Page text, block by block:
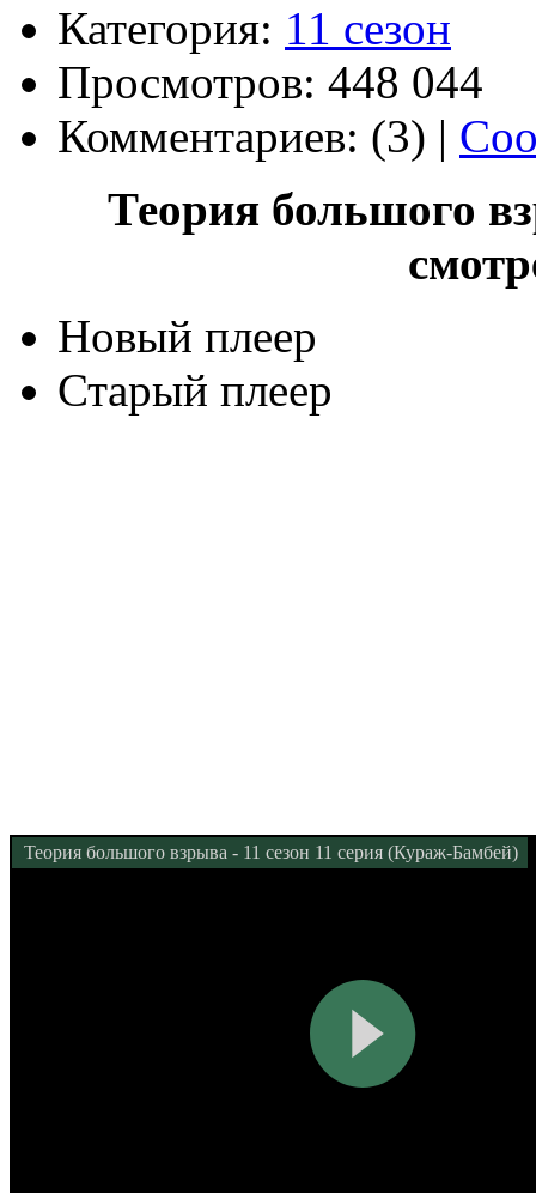
Категория: 11 сезон
Просмотров: 448 044
Комментариев: (3) |
Теория большого
Новый плеер
Старый плеер
Теория большого взрыва - 11 сезон 11 серия (Кураж-Бамбей)